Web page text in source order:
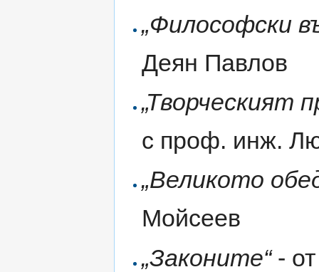
„Философски
Деян Павлов
„Творческият
с проф. инж.
„Великото
Мойсеев
„Законите“-